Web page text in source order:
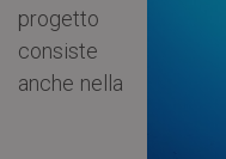
progetto
consiste
anche nella